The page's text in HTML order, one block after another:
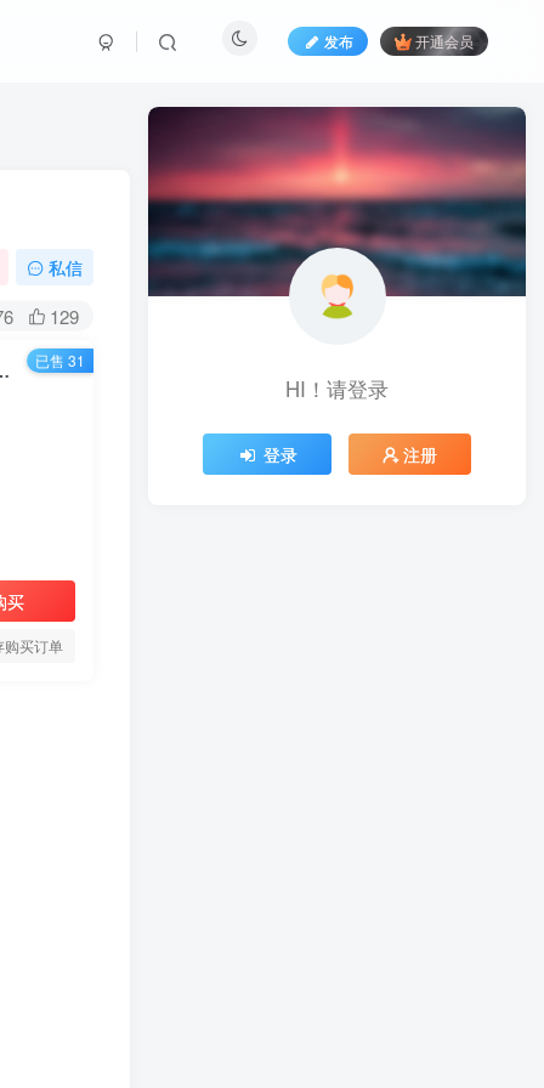
发布 开通会员
私信
129
-从小白到大神 操盘实战！
买
购买订单
已售 31
HI！请登录
登录 注册